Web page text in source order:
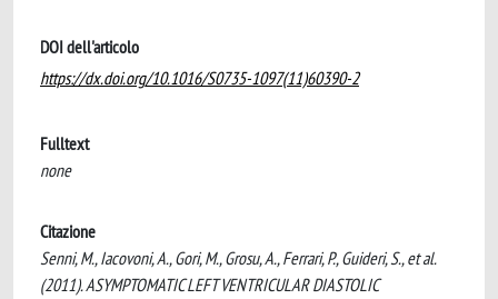
DOI dell'articolo
https://dx.doi.org/10.1016/S0735-1097(11)60390-2
Fulltext
none
Citazione
Senni, M., Iacovoni, A., Gori, M., Grosu, A., Ferrari, P., Guideri, S., et al.
(2011). ASYMPTOMATIC LEFT VENTRICULAR DIASTOLIC